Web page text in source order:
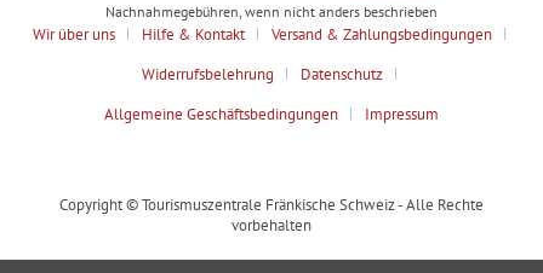
Nachnahmegebühren, wenn nicht anders beschrieben
Wir über uns Hilfe & Kontakt
Versand & Zahlungsbedingungen
Widerrufsbelehrung
Datenschutz
Allgemeine Geschäftsbedingungen
Impressum
Copyright © Tourismuszentrale Fränkische Schweiz - Alle Rechte
vorbehalten